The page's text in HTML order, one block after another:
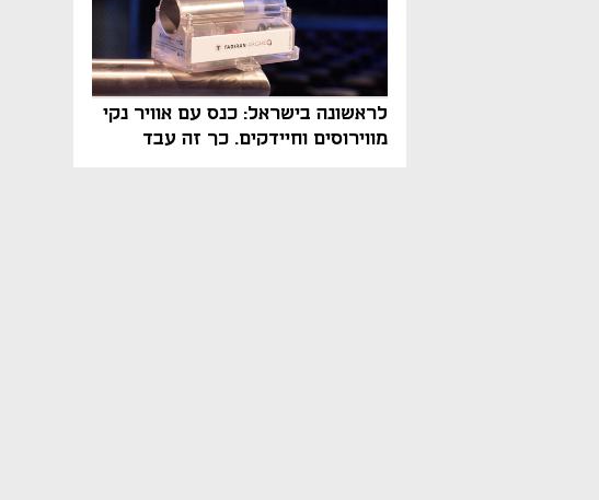
לראשונה בישראל: כנס עם אוויר נקי
מווירוסים וחיידקים. כך זה עבד